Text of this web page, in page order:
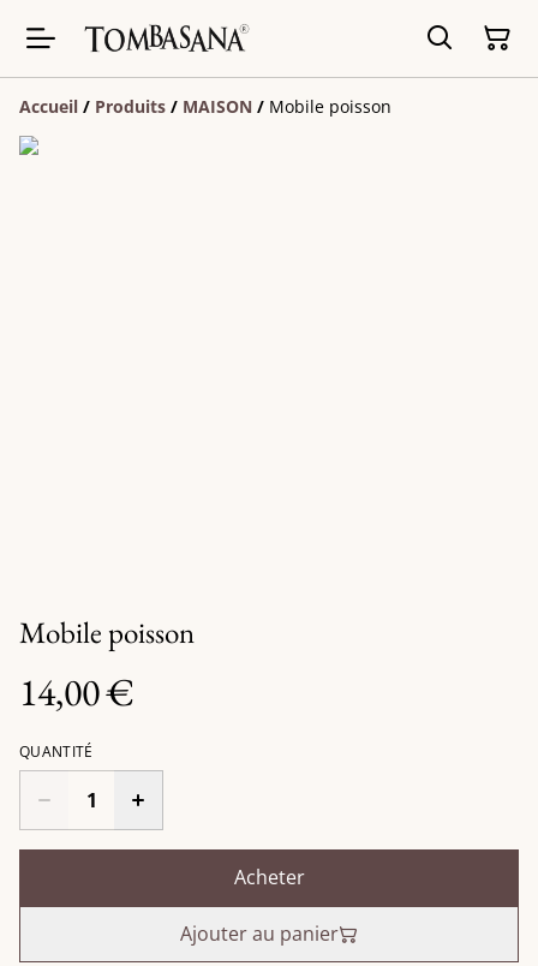
Accueil / Produits / MAISON / Mobile poisson
Mobile poisson
14,00 €
QUANTITÉ
Acheter
Ajouter au panier